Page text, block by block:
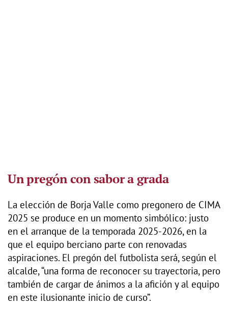
Un pregón con sabor a grada
La elección de Borja Valle como pregonero de CIMA
2025 se produce en un momento simbólico: justo
en el arranque de la temporada 2025-2026, en la
que el equipo berciano parte con renovadas
aspiraciones. El pregón del futbolista será, según el
alcalde, “una forma de reconocer su trayectoria, pero
también de cargar de ánimos a la afición y al equipo
en este ilusionante inicio de curso”.